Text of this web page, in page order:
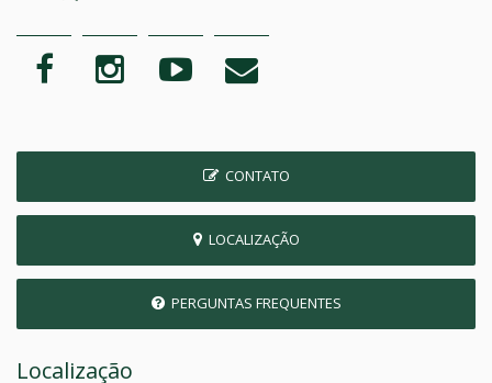
CONTATO
LOCALIZAÇÃO
PERGUNTAS FREQUENTES
Localização